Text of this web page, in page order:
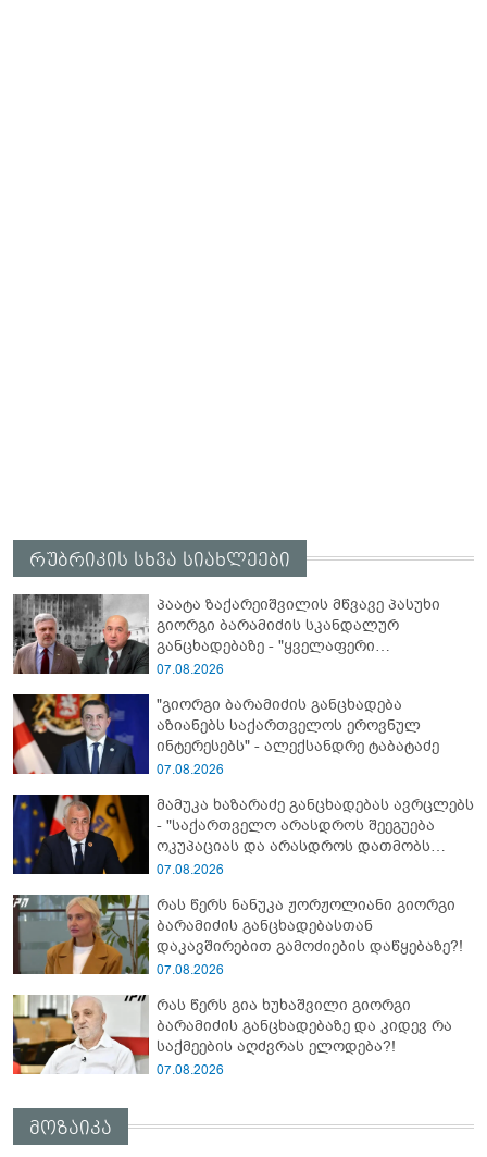
რუბრიკის სხვა სიახლეები
პაატა ზაქარეიშვილის მწვავე პასუხი
გიორგი ბარამიძის სკანდალურ
განცხადებაზე - "ყველაფერი
დეტალურად ვიცი... კამანში მოკლული
ბარამიძე კი ტყუის"
07.08.2026
"გიორგი ბარამიძის განცხადება
აზიანებს საქართველოს ეროვნულ
ინტერესებს" - ალექსანდრე ტაბატაძე
07.08.2026
მამუკა ხაზარაძე განცხადებას ავრცლებს
- "საქართველო არასდროს შეეგუება
ოკუპაციას და არასდროს დათმობს
თავისუფლებას!"
07.08.2026
რას წერს ნანუკა ჟორჟოლიანი გიორგი
ბარამიძის განცხადებასთან
დაკავშირებით გამოძიების დაწყებაზე?!
07.08.2026
რას წერს გია ხუხაშვილი გიორგი
ბარამიძის განცხადებაზე და კიდევ რა
საქმეების აღძვრას ელოდება?!
07.08.2026
მოზაიკა